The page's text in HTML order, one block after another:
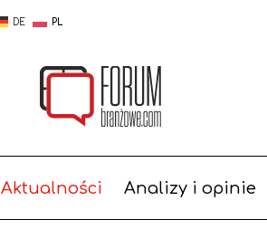
DE PL
Aktualności Analizy i opinie